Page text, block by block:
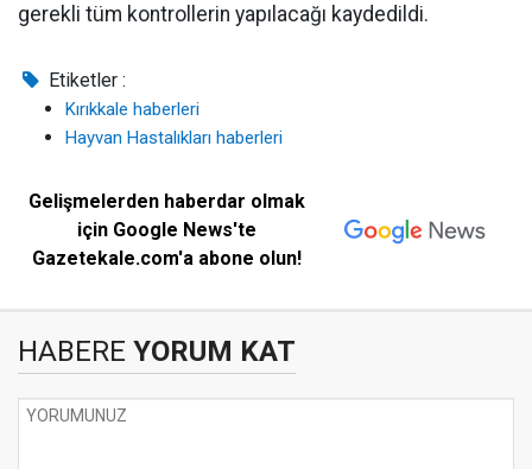
gerekli tüm kontrollerin yapılacağı kaydedildi.
Etiketler :
Kırıkkale haberleri
Hayvan Hastalıkları haberleri
Gelişmelerden haberdar olmak
için Google News'te
Gazetekale.com'a abone olun!
HABERE YORUM KAT